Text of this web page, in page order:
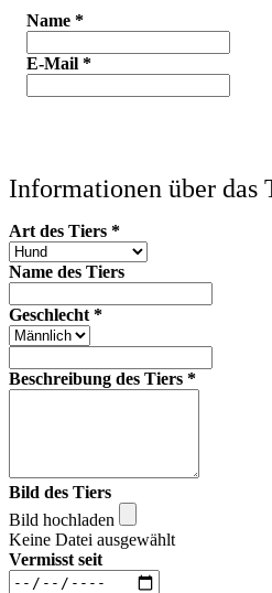
Name *
E-Mail *
Informationen über das
Art des Tiers *
Name des Tiers
Geschlecht *
Beschreibung des Tiers *
Bild des Tiers
Bild hochladen
Keine Datei ausgewählt
Vermisst seit